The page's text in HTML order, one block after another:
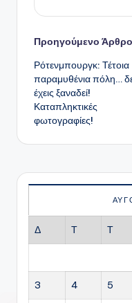
Πλοήγηση
Προηγούμενο Άρθρο
Ρότενμπουργκ: Τέτοια
παραμυθένια πόλη…
έχεις ξαναδεί!
Καταπληκτικές
φωτογραφίες!
Δ Τ Τ
3 4 5